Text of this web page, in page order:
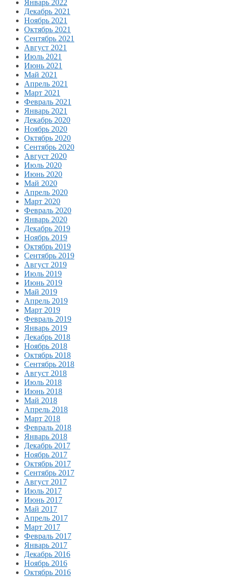
Январь 2022
Декабрь 2021
Ноябрь 2021
Октябрь 2021
Сентябрь 2021
Август 2021
Июль 2021
Июнь 2021
Май 2021
Апрель 2021
Март 2021
Февраль 2021
Январь 2021
Декабрь 2020
Ноябрь 2020
Октябрь 2020
Сентябрь 2020
Август 2020
Июль 2020
Июнь 2020
Май 2020
Апрель 2020
Март 2020
Февраль 2020
Январь 2020
Декабрь 2019
Ноябрь 2019
Октябрь 2019
Сентябрь 2019
Август 2019
Июль 2019
Июнь 2019
Май 2019
Апрель 2019
Март 2019
Февраль 2019
Январь 2019
Декабрь 2018
Ноябрь 2018
Октябрь 2018
Сентябрь 2018
Август 2018
Июль 2018
Июнь 2018
Май 2018
Апрель 2018
Март 2018
Февраль 2018
Январь 2018
Декабрь 2017
Ноябрь 2017
Октябрь 2017
Сентябрь 2017
Август 2017
Июль 2017
Июнь 2017
Май 2017
Апрель 2017
Март 2017
Февраль 2017
Январь 2017
Декабрь 2016
Ноябрь 2016
Октябрь 2016